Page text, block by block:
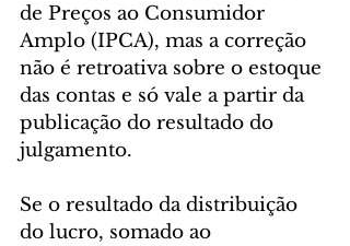
de Preços ao Consumidor
Amplo (IPCA), mas a correção
não é retroativa sobre o estoque
das contas e só vale a partir da
publicação do resultado do
julgamento.
Se o resultado da distribuição
do lucro, somado ao